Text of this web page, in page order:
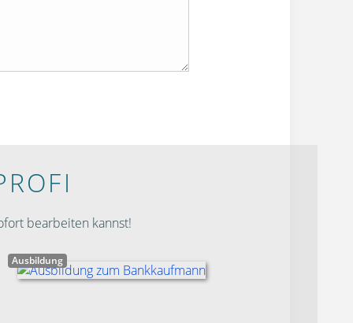
bearbeiten kannst!
Ausbildung